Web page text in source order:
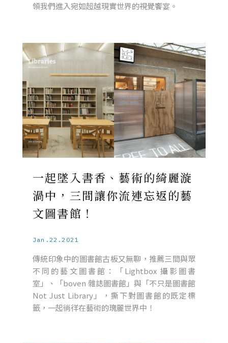
領我們進入宛如超越現實世界的視覺饗宴。
一起墜入書香、藝術的綺麗漩
渦中，三間讓你流連忘返的藝
文圖書館！
Jan.22.2021
傳統印象中的圖書館古板又無聊，推薦三間與眾
不同的藝文圖書館：「Lightbox 攝影圖書
室」、「boven 雜誌圖書館」與「不只是圖書館
Not Just Library」，撕下對圖書館的既定標
籤，一起徜徉在藝術的瑰麗世界中！